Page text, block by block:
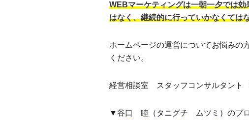
WEBマーケティングは一朝一夕では
はなく、継続的に行っていかなくては
ホームページの運営についてお悩みの
ください。
経営相談室 スタッフコンサルタント
▼谷口 睦（タニグチ ムツミ）のプロ